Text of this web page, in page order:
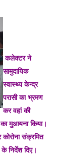
कलेक्टर ने
सामुदायिक
स्वास्थ्य केन्द्र
परासी का भ्रमण
कर वहां की
मुआयना किया।
संक्रमित
निर्देश दिए।